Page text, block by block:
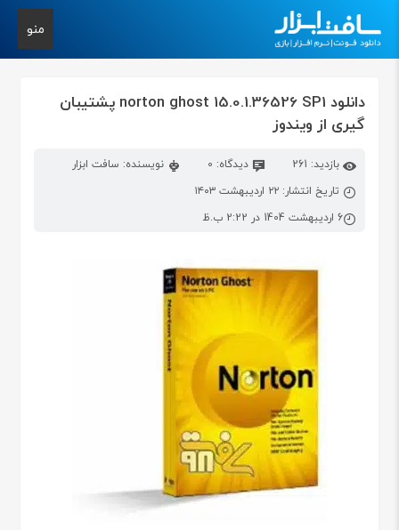
منو
دانلود norton ghost 15.0.1.36526 SP1 پشتیبان
گیری از ویندوز
بازدید: 261 دیدگاه: 0
نویسنده: سافت ابزار
تاریخ انتشار: ۲۲ اردیبهشت ۱۴۰۳
6 اردیبهشت 1404 در 2:22 ب.ظ